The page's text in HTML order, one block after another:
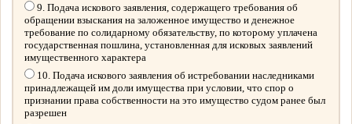
9. Подача искового заявления, содержащего требования об
обращении взыскания на заложенное имущество и денежное
требование по солидарному обязательству, по которому уплачена
государственная пошлина, установленная для исковых заявлений
имущественного характера
10. Подача искового заявления об истребовании наследниками
принадлежащей им доли имущества при условии, что спор о
признании права собственности на это имущество судом ранее был
разрешен